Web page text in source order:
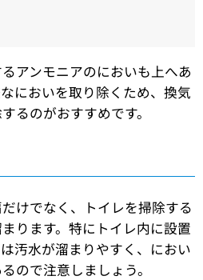
アンモニアのにおいも上へあ
においを取り除くため、換気
るのがおすすめです。
けでなく、トイレを掃除する
ります。特にトイレ内に設置
汚水が溜まりやすく、におい
ので注意しましょう。